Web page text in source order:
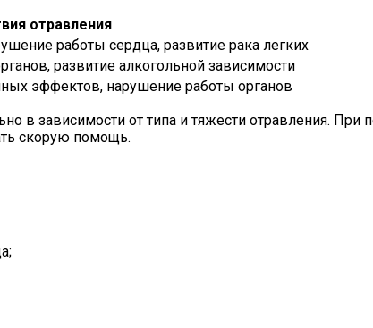
отравления
работы сердца, развитие рака легких
развитие алкогольной зависимости
эффектов, нарушение работы органов
в зависимости от типа и тяжести отравления.
скорую помощь.